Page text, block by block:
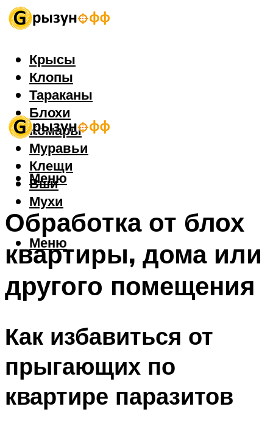
Крысы
Клопы
Тараканы
Блохи
Комары
Муравьи
Клещи
Вши
Мухи
Меню
Меню
Обработка от блох
квартиры, дома или
другого помещения
Как избавиться от
прыгающих по
квартире паразитов